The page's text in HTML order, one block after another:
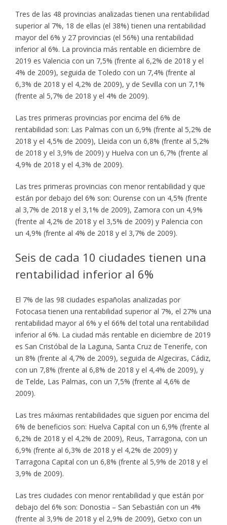
Tres de las 48 provincias analizadas tienen una rentabilidad
superior al 7%, 18 de ellas (el 38%) tienen una rentabilidad
mayor del 6% y 27 provincias (el 56%) una rentabilidad
inferior al 6%. La provincia más rentable en diciembre de
2019 es Valencia con un 7,5% (frente al 6,2% de 2018 y el
4% de 2009), seguida de Toledo con un 7,4% (frente al
6,3% de 2018 y el 4,2% de 2009), y de Sevilla con un 7,1%
(frente al 5,7% de 2018 y el 4% de 2009).
Las tres primeras provincias por encima del 6% de
rentabilidad son: Las Palmas con un 6,9% (frente al 5,2% de
2018 y el 4,5% de 2009), Lleida con un 6,8% (frente al 5,2%
de 2018 y el 3,9% de 2009) y Huelva con un 6,7% (frente al
4,9% de 2018 y el 4,3% de 2009).
Las tres primeras provincias con menor rentabilidad y que
están por debajo del 6% son: Ourense con un 4,5% (frente
al 3,7% de 2018 y el 3,1% de 2009), Zamora con un 4,9%
(frente al 4,2% de 2018 y el 3,5% de 2009) y Palencia con
un 4,9% (frente al 4% de 2018 y el 3,7% de 2009).
Seis de cada 10 ciudades tienen una
rentabilidad inferior al 6%
El 7% de las 98 ciudades españolas analizadas por
Fotocasa tienen una rentabilidad superior al 7%, el 27% una
rentabilidad mayor al 6% y el 66% del total una rentabilidad
inferior al 6%. La ciudad más rentable en diciembre de 2019
es San Cristóbal de la Laguna, Santa Cruz de Tenerife, con
un 8% (frente al 4,7% de 2009), seguida de Algeciras, Cádiz,
con un 7,8% (frente al 6,8% de 2018 y el 4,4% de 2009), y
de Telde, Las Palmas, con un 7,5% (frente al 4,6% de
2009).
Las tres máximas rentabilidades que siguen por encima del
6% de beneficios son: Huelva Capital con un 6,9% (frente al
6,2% de 2018 y el 4,2% de 2009), Reus, Tarragona, con un
6,9% (frente al 6,3% de 2018 y el 4,2% de 2009) y
Tarragona Capital con un 6,8% (frente al 5,9% de 2018 y el
3,9% de 2009).
Las tres ciudades con menor rentabilidad y que están por
debajo del 6% son: Donostia – San Sebastián con un 4%
(frente al 3,9% de 2018 y el 2,9% de 2009), Getxo con un